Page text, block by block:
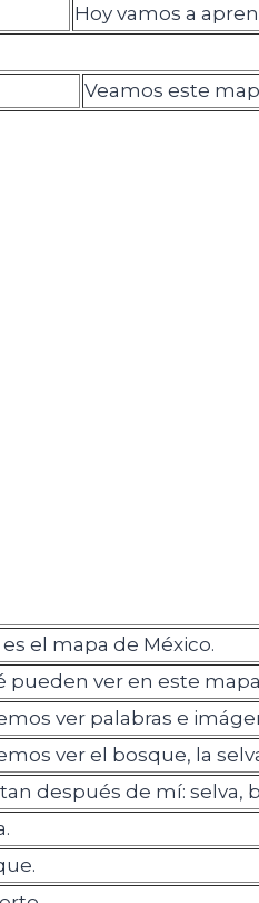
Hoy vamos a
Veamos este
es el mapa de México.
pueden ver en este
ver palabras e
ver el bosque, la
después de mí: selva,